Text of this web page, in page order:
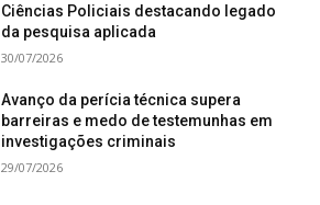
Ciências Policiais destacando legado
da pesquisa aplicada
30/07/2026
Avanço da perícia técnica supera
barreiras e medo de testemunhas em
investigações criminais
29/07/2026